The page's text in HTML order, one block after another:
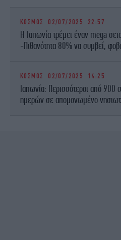
ΚΟΣΜΟΣ 02/07/2025 22:57
Η Ιαπωνία τρέμει έναν mega
-Πιθανότητα 80% να συμβεί,
ΚΟΣΜΟΣ 02/07/2025 14:25
Ιαπωνία: Περισσότεροι από 900
ημερών σε απομονωμένο